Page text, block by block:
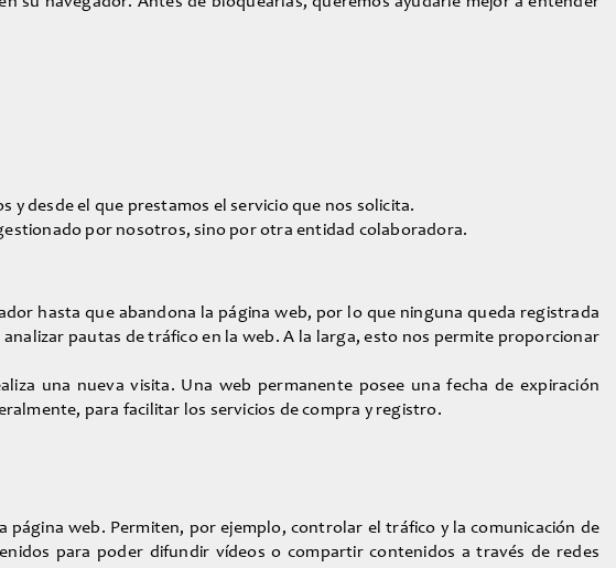
y desde el que prestamos el servicio que nos solicita.
por nosotros, sino por otra entidad colaboradora.
hasta que abandona la página web, por lo que ninguna queda registrada
pautas de tráfico en la web. A la larga, esto nos permite proporcionar
una nueva visita. Una web permanente posee una fecha de expiración
para facilitar los servicios de compra y registro.
página web. Permiten, por ejemplo, controlar el tráfico y la comunicación de
para poder difundir vídeos o compartir contenidos a través de redes